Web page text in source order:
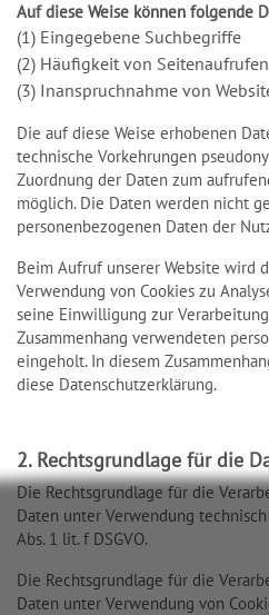
Auf diese Weise können folgende
(1) Eingegebene Suchbegriffe
(2) Häufigkeit von Seitenaufrufen
(3) Inanspruchnahme von
Die auf diese Weise erhobenen
technische Vorkehrungen
Zuordnung der Daten zum
möglich. Die Daten werden nicht
personenbezogenen Daten der
Beim Aufruf unserer Website wird
Verwendung von Cookies zu
seine Einwilligung zur
Zusammenhang verwendeten
eingeholt. In diesem
diese Datenschutzerklärung.
2. Rechtsgrundlage für die
Die Rechtsgrundlage für die
Daten unter Verwendung
Abs. 1 lit. f DSGVO.
Die Rechtsgrundlage für die
Daten unter Verwendung von